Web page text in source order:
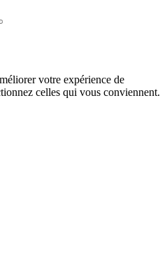
votre expérience de
celles qui vous conviennent.